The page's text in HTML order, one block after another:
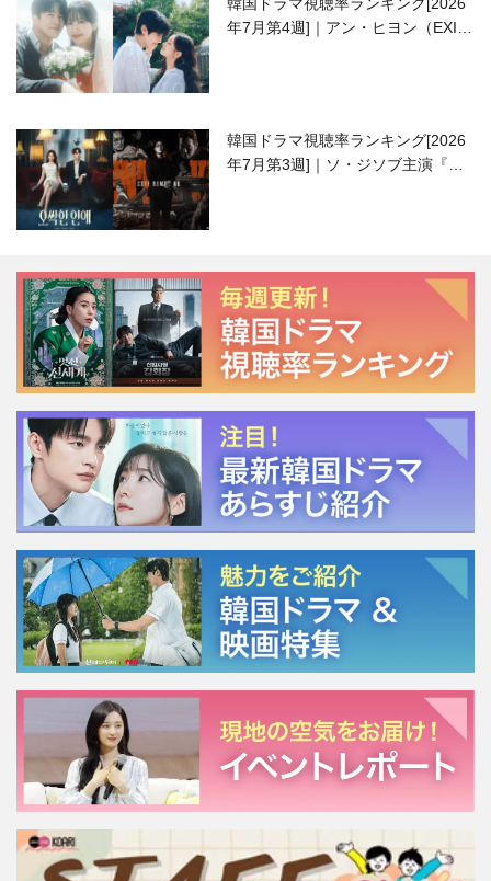
年7月第4週]｜アン・ヒヨン（EXID
韓国ドラマ視聴率ランキング[2026
年7月第3週]｜ソ・ジソブ主演『エ